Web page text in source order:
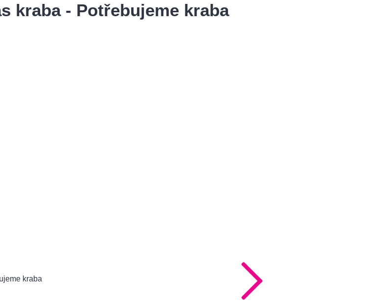
kraba - Potřebujeme kraba